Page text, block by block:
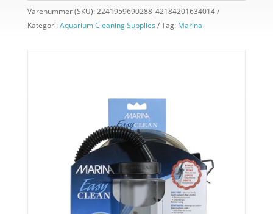
Varenummer (SKU):2241959690288_42184201634014
Kategori:Aquarium Cleaning Supplies Tag: Marina